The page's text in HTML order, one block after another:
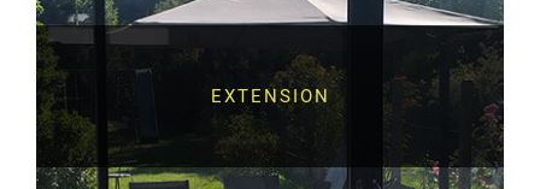
EXTENSION